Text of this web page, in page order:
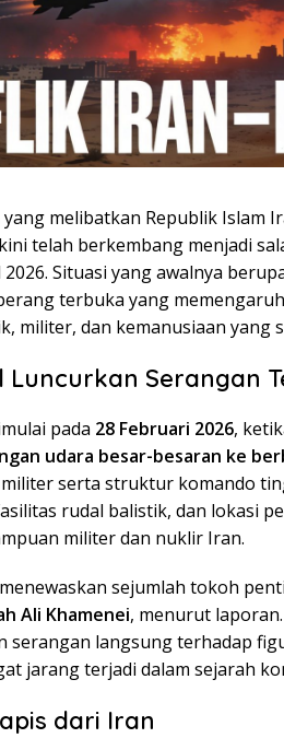
melibatkan Republik Islam
telah berkembang menjadi
2026. Situasi yang awalnya
terbuka yang
militer, dan kemanusiaan yang
Luncurkan Serangan
pada 28 Februari 2026,
udara besar-besaran ke
serta struktur komando
rudal balistik, dan lokasi
militer dan nuklir Iran.
sejumlah tokoh
Ali Khamenei, menurut
serangan langsung terhadap
jarang terjadi dalam sejarah
dari Iran